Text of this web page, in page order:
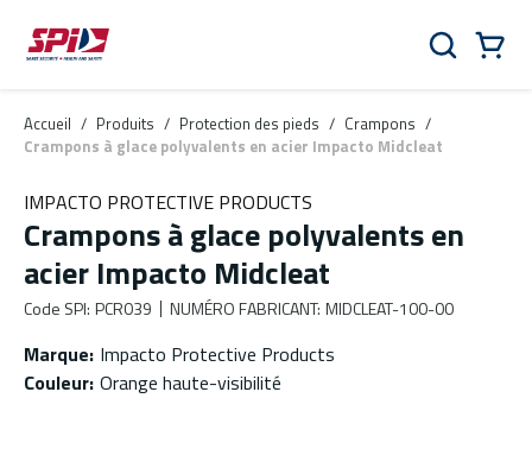
Aller au contenu principal
Skip to menu
Skip to footer
Rechercher
Accueil / Produits / Protection des pieds / Crampons /
Crampons à glace polyvalents en acier Impacto Midcleat
IMPACTO PROTECTIVE PRODUCTS
Crampons à glace polyvalents en
acier Impacto Midcleat
Code SPI: PCR039 NUMÉRO FABRICANT: MIDCLEAT-100-00
Marque: Impacto Protective Products
Couleur: Orange haute-visibilité